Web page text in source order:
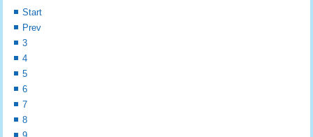
Start
Prev
3
4
5
6
7
8